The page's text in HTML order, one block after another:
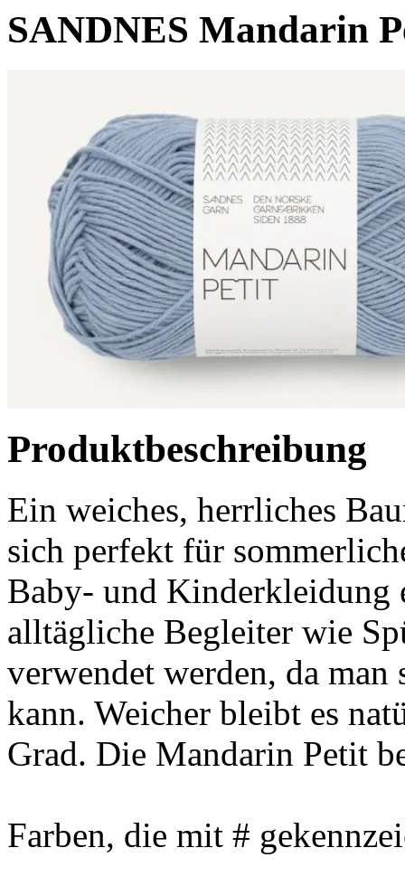
SANDNES Mandarin
Produktbeschreibung
Ein weiches, herrliches
sich perfekt für
Baby- und Kinderkleidung
alltägliche Begleiter wie
verwendet werden, da
kann. Weicher bleibt es
Grad. Die Mandarin Petit
Farben, die mit #